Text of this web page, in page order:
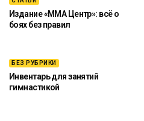
Издание «ММА Центр»: всё о
боях без правил
БЕЗ РУБРИКИ
Инвентарь для занятий
гимнастикой